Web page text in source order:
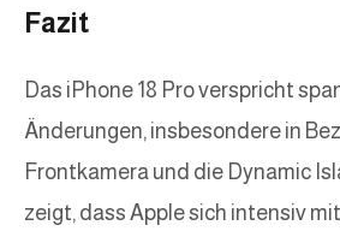
Fazit
Das iPhone 18 Pro verspricht
Änderungen, insbesondere in
Frontkamera und die Dynamic
zeigt, dass Apple sich intensiv